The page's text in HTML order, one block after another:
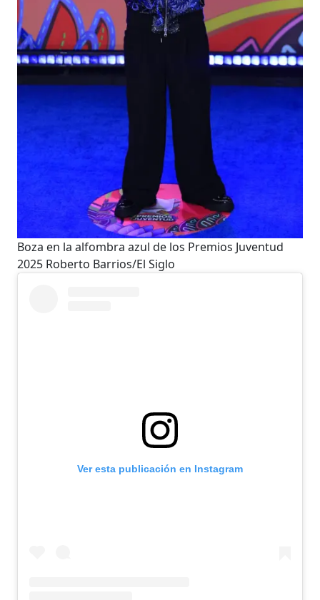
Boza en la alfombra azul de los Premios Juventud
2025 Roberto Barrios/El Siglo
Ver esta publicación en Instagram